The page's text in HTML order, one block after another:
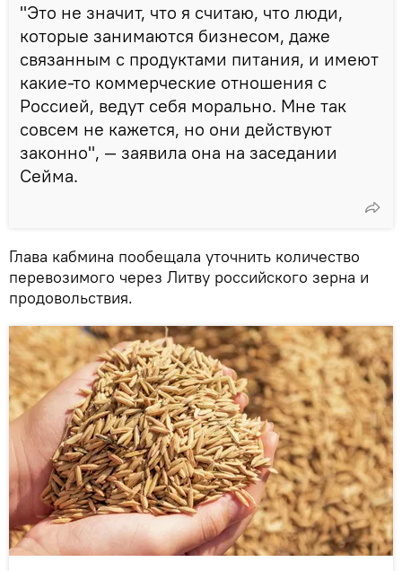
"Это не значит, что я считаю, что люди,
которые занимаются бизнесом, даже
связанным с продуктами питания, и имеют
какие-то коммерческие отношения с
Россией, ведут себя морально. Мне так
совсем не кажется, но они действуют
законно", — заявила она на заседании
Сейма.
Глава кабмина пообещала уточнить количество
перевозимого через Литву российского зерна и
продовольствия.